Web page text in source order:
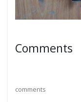
Comments
comments